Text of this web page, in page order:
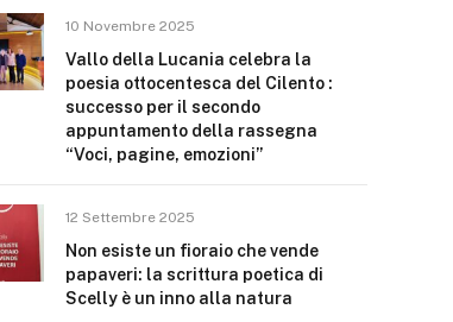
10 Novembre 2025
Vallo della Lucania celebra la
poesia ottocentesca del Cilento :
successo per il secondo
appuntamento della rassegna
“Voci, pagine, emozioni”
12 Settembre 2025
Non esiste un fioraio che vende
papaveri: la scrittura poetica di
Scelly è un inno alla natura